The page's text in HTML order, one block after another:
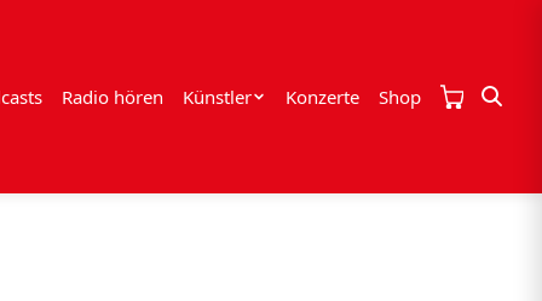
Radio hören Künstler Konzerte Shop